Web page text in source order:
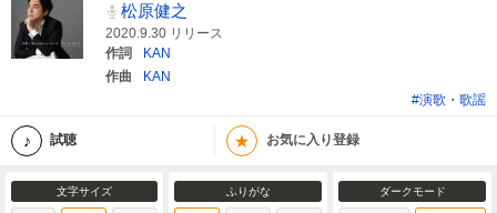
松原健之
2020.9.30 リリース
作詞
KAN
作曲
KAN
#演歌・歌謡
試聴 ★ お気に入り登録
文字サイズ ふりがな ダークモード